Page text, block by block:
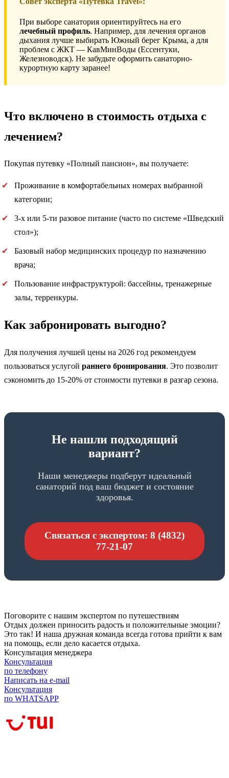
При выборе санатория ориентируйтесь на его
лечебный профиль. Например, для лечения органов
дыхания лучше выбирать Южный берег Крыма, а для
проблем с ЖКТ — КавМинВоды (Ессентуки,
Железноводск). Не забудьте оформить санаторно-
курортную карту заранее!
Что включено в стоимость отдыха с
лечением?
Покупая путевку «Полный пансион», вы получаете:
Проживание в комфортабельных номерах выбранной
категории;
3-х или 5-ти разовое питание (часто по системе «Шведский
стол»);
Базовый набор медицинских процедур по назначению
врача;
Пользование инфраструктурой: бассейны, тренажерные
залы, терренкуры.
Как забронировать выгодно?
Для получения лучшей цены на 2026 год рекомендуем
пользоваться услугой раннего бронирования. Это позволит
сэкономить до 15-20% от стоимости путевки в разгар сезона.
Не нашли подходящий
вариант?
Наши менеджеры подберут идеальный
санаторий под ваш бюджет и состояние
здоровья.
Связаться с экспертом: 8 (4832)
77-21-07
Поговорите с нашим экспертом по путешествиям
Отдых должен приносить радость и положительные эмоции?
Это так! И наша дружная команда всегда готова прийти к вам
на помощь, если дело касается отдыха.
Консультация менеджера
Консультация
по телефону
Написать на e-mail
Консультация
по WHATSAPP